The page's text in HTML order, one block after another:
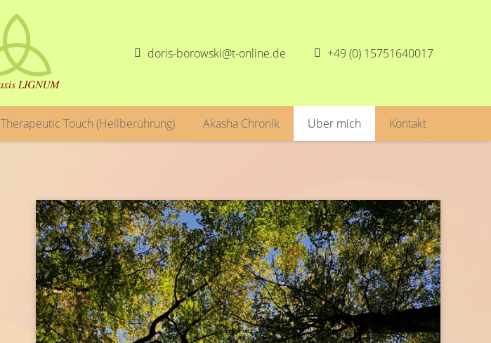
doris-borowski@t-online.de +49 (0) 15751640017
Therapeutic Touch (Heilberührung) Akasha Chronik Über mich Kontakt